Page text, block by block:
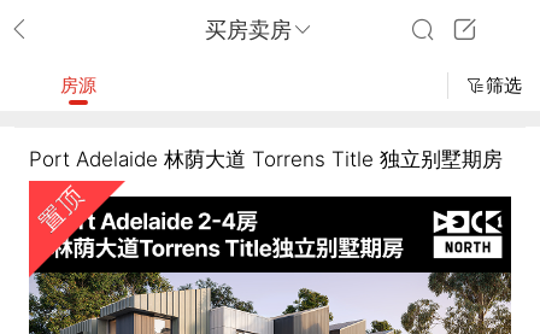
买房卖房
房源 筛选
Port Adelaide 林荫大道 Torrens Title 独立别墅期房